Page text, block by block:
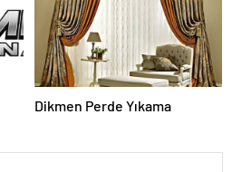
Dikmen Perde Yıkama